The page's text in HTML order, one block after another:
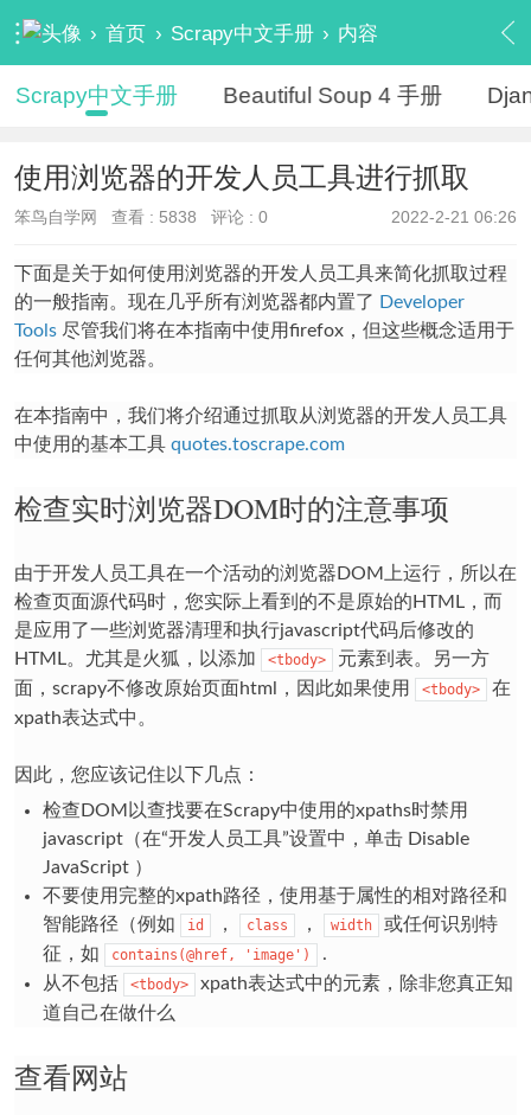
› 首页 › Scrapy中文手册 › 内容
Scrapy中文手册 Beautiful Soup 4 手册
使用浏览器的开发人员工具进行抓取
2022-2-21 06:26
笨鸟自学网 查看 : 5838 评论 : 0
下面是关于如何使用浏览器的开发人员工具来简化抓取过程
的一般指南。现在几乎所有浏览器都内置了 Developer
Tools尽管我们将在本指南中使用firefox，但这些概念适用于
任何其他浏览器。
在本指南中，我们将介绍通过抓取从浏览器的开发人员工具
中使用的基本工具 quotes.toscrape.com
检查实时浏览器DOM时的注意事项
由于开发人员工具在一个活动的浏览器DOM上运行，所以在
检查页面源代码时，您实际上看到的不是原始的HTML，而
是应用了一些浏览器清理和执行javascript代码后修改的
HTML。尤其是火狐，以添加
<tbody>
元素到表。另一方
面，scrapy不修改原始页面html，因此如果使用
<tbody>
在
xpath表达式中。
因此，您应该记住以下几点：
检查DOM以查找要在Scrapy中使用的xpaths时禁用
javascript（在“开发人员工具”设置中，单击 Disable
JavaScript）
不要使用完整的xpath路径，使用基于属性的相对路径和
智能路径（例如
id ， class ， width
或任何识别特
征，如
contains(@href, 'image')
.
从不包括
<tbody>
xpath表达式中的元素，除非您真正知
道自己在做什么
查看网站